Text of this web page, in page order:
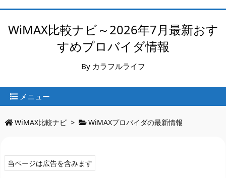
WiMAX比較ナビ～2026年7月最新おす
すめプロバイダ情報
By カラフルライフ
メニュー
WiMAX比較ナビ > WiMAXプロバイダの最新情報
当ページは広告を含みます